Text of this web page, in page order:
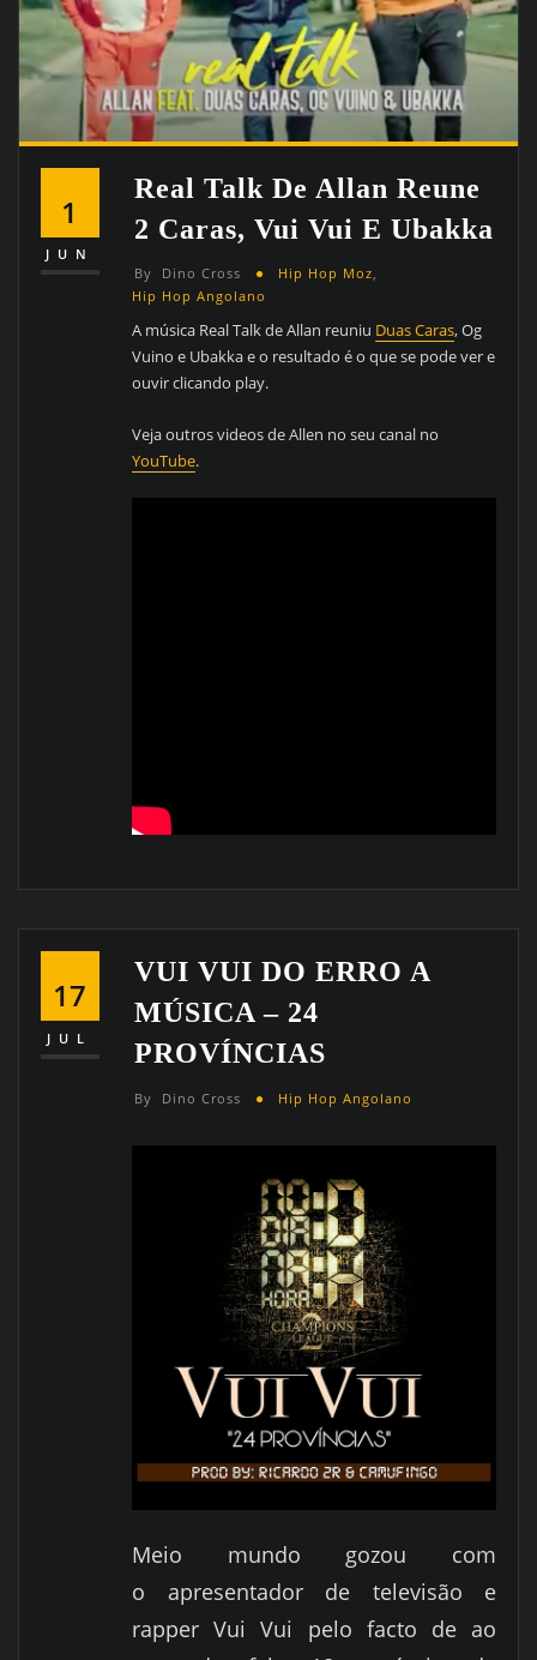
1
JUN
Real Talk De Allan Reune
2 Caras, Vui Vui E Ubakka
By Dino Cross Hip Hop Moz,
Hip Hop Angolano
A música Real Talk de Allan reuniu Duas Caras, Og
Vuino e Ubakka e o resultado é o que se pode ver e
ouvir clicando play.
Veja outros videos de Allen no seu canal no
YouTube.
17
JUL
VUI VUI DO ERRO A
MÚSICA – 24
PROVÍNCIAS
By Dino Cross Hip Hop Angolano
Meio mundo gozou com
o apresentador de televisão e
rapper Vui Vui pelo facto de ao